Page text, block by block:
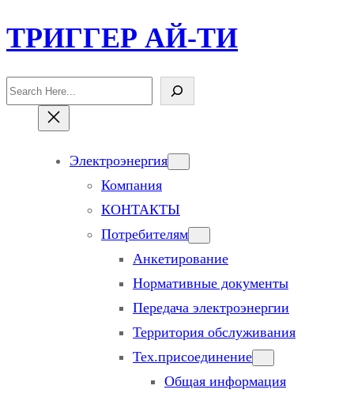
Перейти
к
содержимому
ТРИГГЕР АЙ-ТИ
Поиск
Электроэнергия
Компания
КОНТАКТЫ
Потребителям
Анкетирование
Нормативные документы
Передача электроэнергии
Территория обслуживания
Тех.присоединение
Общая информация